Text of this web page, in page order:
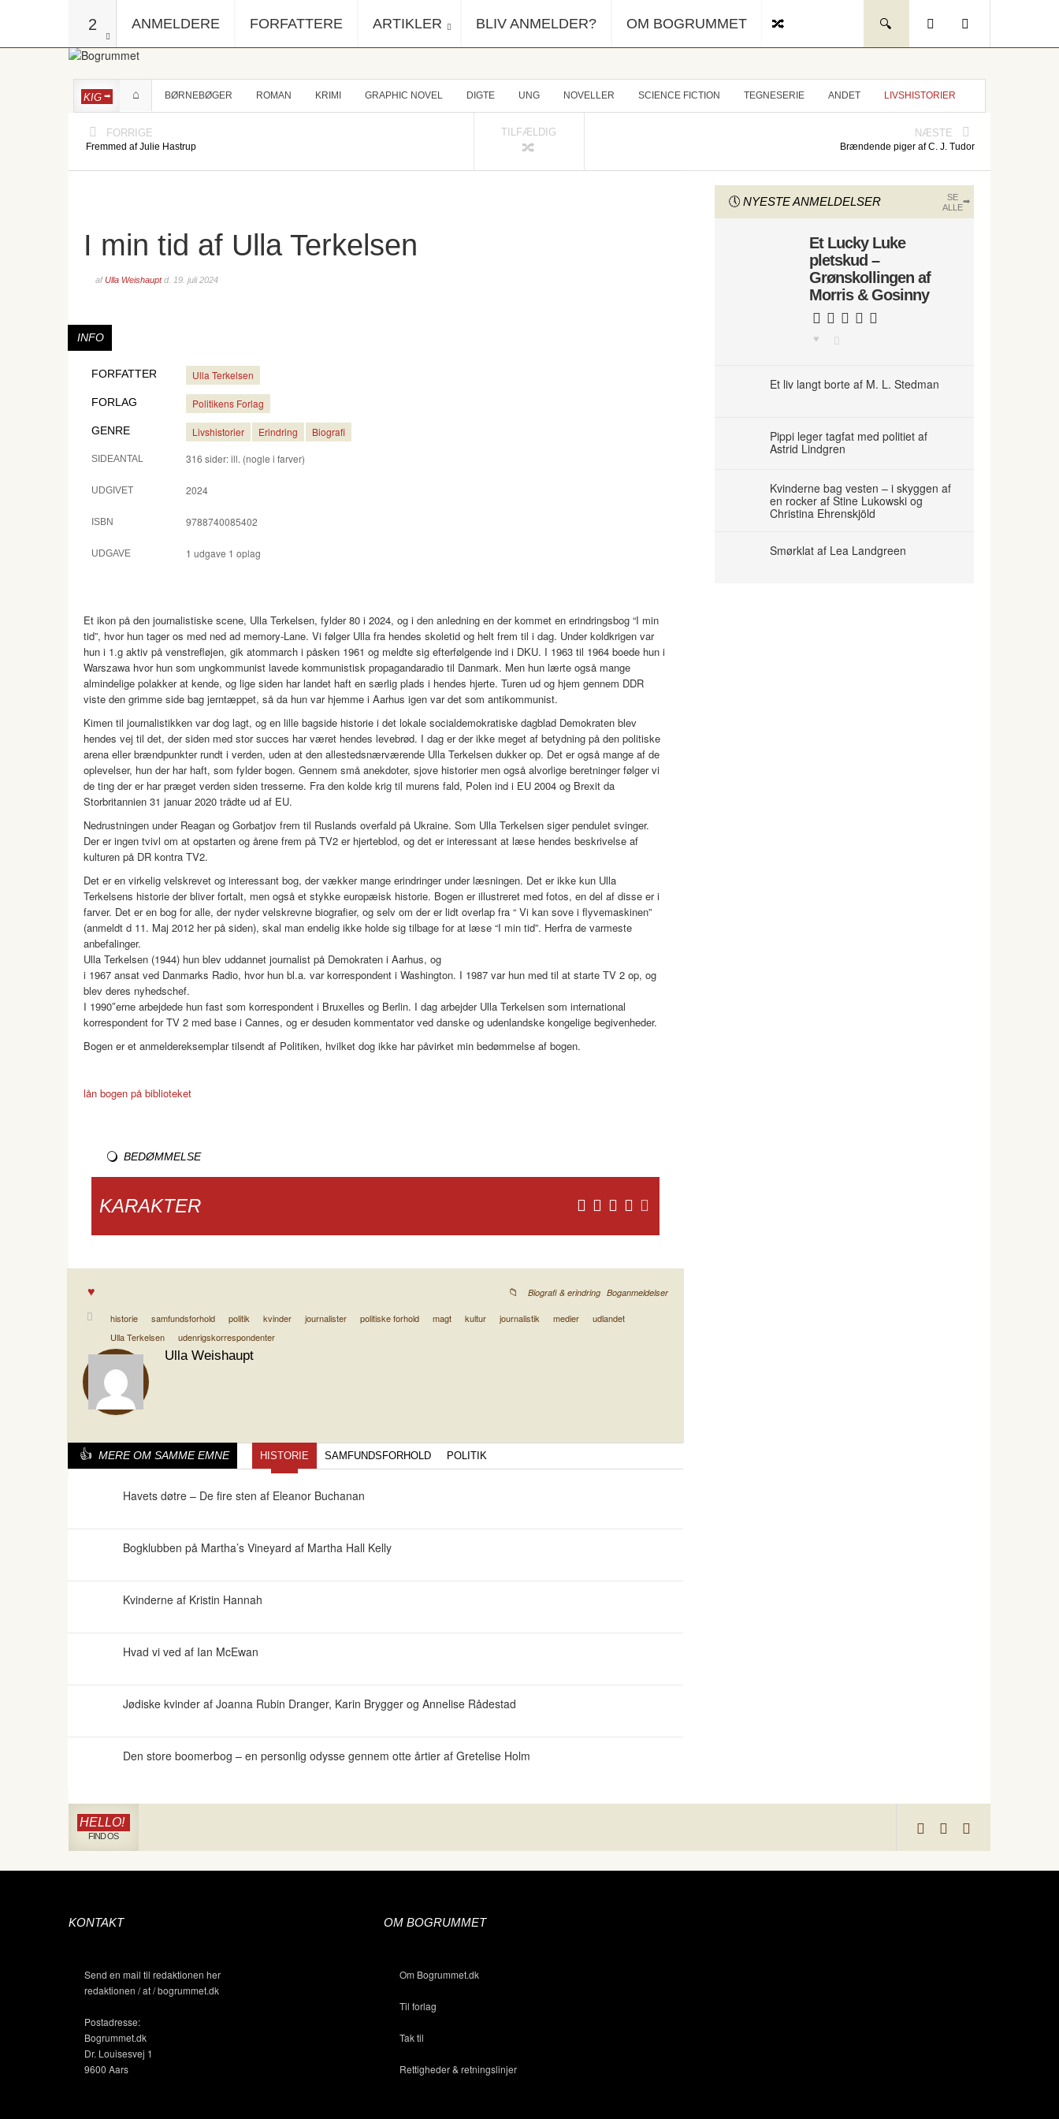
2 ANMELDERE FORFATTERE ARTIKLER BLIV ANMELDER? OM BOGRUMMET
KIG BØRNEBØGER ROMAN KRIMI GRAPHIC NOVEL DIGTE UNG NOVELLER SCIENCE FICTION TEGNESERIE ANDET LIVSHISTORIER
FORRIGE
Fremmed af Julie Hastrup
TILFÆLDIG NÆSTE
Brændende piger af C. J. Tudor
I min tid af Ulla Terkelsen
afUlla Weishauptd. 19. juli 2024
INFO
FORFATTER Ulla Terkelsen
FORLAG Politikens Forlag
GENRE Livshistorier Erindring Biografi
SIDEANTAL 316 sider: ill. (nogle i farver)
UDGIVET 2024
ISBN 9788740085402
UDGAVE 1 udgave 1 oplag
Et ikon på den journalistiske scene, Ulla Terkelsen, fylder 80 i 2024, og i den anledning en der kommet en erindringsbog “I min
tid”, hvor hun tager os med ned ad memory-Lane. Vi følger Ulla fra hendes skoletid og helt frem til i dag. Under koldkrigen var
hun i 1.g aktiv på venstrefløjen, gik atommarch i påsken 1961 og meldte sig efterfølgende ind i DKU. I 1963 til 1964 boede hun i
Warszawa hvor hun som ungkommunist lavede kommunistisk propagandaradio til Danmark. Men hun lærte også mange
almindelige polakker at kende, og lige siden har landet haft en særlig plads i hendes hjerte. Turen ud og hjem gennem DDR
viste den grimme side bag jerntæppet, så da hun var hjemme i Aarhus igen var det som antikommunist.
Kimen til journalistikken var dog lagt, og en lille bagside historie i det lokale socialdemokratiske dagblad Demokraten blev
hendes vej til det, der siden med stor succes har været hendes levebrød. I dag er der ikke meget af betydning på den politiske
arena eller brændpunkter rundt i verden, uden at den allestedsnærværende Ulla Terkelsen dukker op. Det er også mange af de
oplevelser, hun der har haft, som fylder bogen. Gennem små anekdoter, sjove historier men også alvorlige beretninger følger vi
de ting der er har præget verden siden tresserne. Fra den kolde krig til murens fald, Polen ind i EU 2004 og Brexit da
Storbritannien 31 januar 2020 trådte ud af EU.
Nedrustningen under Reagan og Gorbatjov frem til Ruslands overfald på Ukraine. Som Ulla Terkelsen siger pendulet svinger.
Der er ingen tvivl om at opstarten og årene frem på TV2 er hjerteblod, og det er interessant at læse hendes beskrivelse af
kulturen på DR kontra TV2.
Det er en virkelig velskrevet og interessant bog, der vækker mange erindringer under læsningen. Det er ikke kun Ulla
Terkelsens historie der bliver fortalt, men også et stykke europæisk historie. Bogen er illustreret med fotos, en del af disse er i
farver. Det er en bog for alle, der nyder velskrevne biografier, og selv om der er lidt overlap fra “ Vi kan sove i flyvemaskinen”
(anmeldt d 11. Maj 2012 her på siden), skal man endelig ikke holde sig tilbage for at læse “I min tid”. Herfra de varmeste
anbefalinger.
Ulla Terkelsen (1944) hun blev uddannet journalist på Demokraten i Aarhus, og
i 1967 ansat ved Danmarks Radio, hvor hun bl.a. var korrespondent i Washington. I 1987 var hun med til at starte TV 2 op, og
blev deres nyhedschef.
I 1990″erne arbejdede hun fast som korrespondent i Bruxelles og Berlin. I dag arbejder Ulla Terkelsen som international
korrespondent for TV 2 med base i Cannes, og er desuden kommentator ved danske og udenlandske kongelige begivenheder.
Bogen er et anmeldereksemplar tilsendt af Politiken, hvilket dog ikke har påvirket min bedømmelse af bogen.
lån bogen på biblioteket
BEDØMMELSE
KARAKTER
Biografi & erindring Boganmeldelser
historie samfundsforhold politik kvinder journalister politiske forhold magt kultur journalistik medier
udlandet
Ulla Terkelsen
udenrigskorrespondenter
Ulla Weishaupt
MERE OM SAMME EMNE HISTORIE SAMFUNDSFORHOLD POLITIK
Havets døtre – De fire sten af Eleanor Buchanan
Bogklubben på Martha’s Vineyard af Martha Hall Kelly
Kvinderne af Kristin Hannah
Hvad vi ved af Ian McEwan
Jødiske kvinder af Joanna Rubin Dranger, Karin Brygger og Annelise Rådestad
Den store boomerbog – en personlig odysse gennem otte årtier af Gretelise Holm
NYESTE ANMELDELSER
SE
ALLE
Et Lucky Luke
pletskud –
Grønskollingen af
Morris & Gosinny
Et liv langt borte af M. L. Stedman
Pippi leger tagfat med politiet af
Astrid Lindgren
Kvinderne bag vesten – i skyggen af
en rocker af Stine Lukowski og
Christina Ehrenskjöld
Smørklat af Lea Landgreen
HELLO!
FIND OS
KONTAKT
Send en mail til redaktionen her
redaktionen / at / bogrummet.dk
Postadresse:
Bogrummet.dk
Dr. Louisesvej 1
9600 Aars
OM BOGRUMMET
Om Bogrummet.dk
Til forlag
Tak til
Rettigheder & retningslinjer